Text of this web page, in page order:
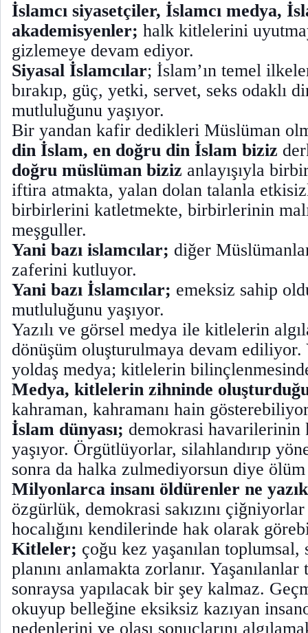
İslamcı siyasetçiler, İslamcı medya,
akademisyenler; halk kitlelerini
gizlemeye devam ediyor.
Siyasal İslamcılar; İslam’ın temel
bırakıp, güç, yetki, servet, seks odaklı
mutluluğunu yaşıyor.
Bir yandan kafir dedikleri Müslüman
din İslam, en doğru din İslam biziz
doğru müslüman biziz anlayışıyla
iftira atmakta, yalan dolan talanla
birbirlerini katletmekte, birbirlerinin
meşguller.
Yani bazı islamcılar; diğer
zaferini kutluyor.
Yani bazı İslamcılar; emeksiz sahip
mutluluğunu yaşıyor.
Yazılı ve görsel medya ile kitlelerin
dönüşüm oluşturulmaya devam ediliyor.
yoldaş medya; kitlelerin
Medya, kitlelerin zihninde
kahraman, kahramanı hain
İslam dünyası; demokrasi havarilerinin
yaşıyor. Örgütlüyorlar, silahlandırıp
sonra da halka zulmediyorsun diye
Milyonlarca insanı öldürenler ne
özgürlük, demokrasi sakızını
hocalığını kendilerinde hak olarak
Kitleler; çoğu kez yaşanılan
planını anlamakta zorlanır.
sonraysa yapılacak bir şey kalmaz.
okuyup belleğine eksiksiz kazıyan
nedenlerini ve olası sonuçlarını